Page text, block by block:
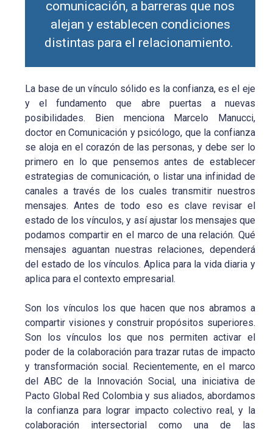
comunicación, a barreras que nos
alejan y establecen condiciones
distintas para el relacionamiento.
La base de un vínculo sólido es la confianza, es el eje
y el fundamento que abre puertas a nuevas
posibilidades. Bien menciona Marcelo Manucci,
doctor en Comunicación y psicólogo, que la confianza
se aloja en el corazón de las personas, y debe ser lo
primero en lo que pensemos antes de establecer
estrategias de comunicación, o listar una infinidad de
canales a través de los cuales transmitir nuestros
mensajes. Antes de todo eso es clave revisar el
estado de los vínculos, y así ajustar los mensajes que
podamos compartir en el marco de una relación. Qué
mensajes aguantan nuestras relaciones, dependerá
del estado de los vínculos. Aplica para la vida diaria y
aplica para el contexto empresarial.
Son los vínculos los que hacen que nos abramos a
compartir visiones y construir propósitos superiores.
Son los vínculos los que nos permiten activar el
poder de la colaboración para trazar rutas de impacto
y transformación social. Recientemente, en el marco
del ABC de la Innovación Social, una iniciativa de
Pacto Global Red Colombia y sus aliados, abordamos
la confianza para lograr impacto colectivo real, y la
colaboración intersectorial como una de las